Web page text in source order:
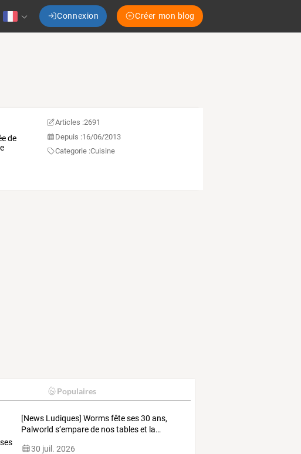
Connexion Créer mon blog
de
Articles :2691
Depuis :16/06/2013
Categorie :Cuisine
Populaires
[News Ludiques] Wormsfêteses30 ans,
Palworld s’emparede nostableset la…
30 juil. 2026